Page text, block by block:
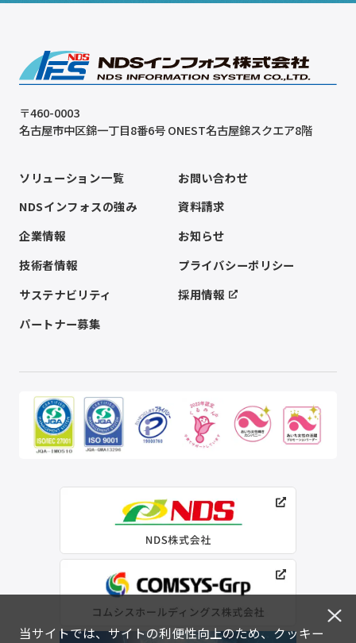
〒460-0003
名古屋市中区錦一丁目8番6号 ONEST名古屋錦スクエア8階
ソリューション一覧
NDSインフォスの強み
企業情報
技術者情報
サステナビリティ
パートナー募集
お問い合わせ
資料請求
お知らせ
プライバシーポリシー
採用情報
当サイトでは、サイトの利便性向上のため、クッキー